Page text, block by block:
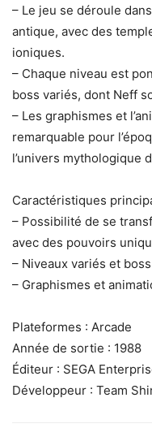
– Le jeu se déroule
antique, avec des
ioniques.
– Chaque niveau est
boss variés, dont Neff
– Les graphismes et
remarquable pour
l’univers mythologique
Caractéristiques
– Possibilité de se
avec des pouvoirs
– Niveaux variés et
– Graphismes et
Plateformes : Arcade
Année de sortie : 1988
Éditeur : SEGA
Développeur : Team